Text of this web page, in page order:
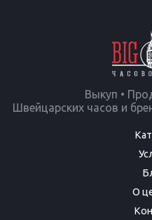
Выкуп •
Швейцарских часов и
О